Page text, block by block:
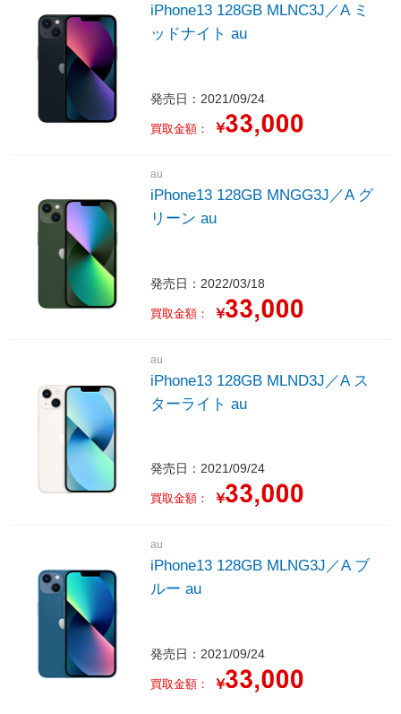
iPhone13 128GB MLNC3J／A ミ
ッドナイト au
発売日：2021/09/24
買取金額： ￥
au
iPhone13 128GB MNGG3J／A グ
リーン au
発売日：2022/03/18
買取金額： ￥
au
iPhone13 128GB MLND3J／A ス
ターライト au
発売日：2021/09/24
買取金額： ￥
au
iPhone13 128GB MLNG3J／A ブ
ルー au
発売日：2021/09/24
買取金額： ￥